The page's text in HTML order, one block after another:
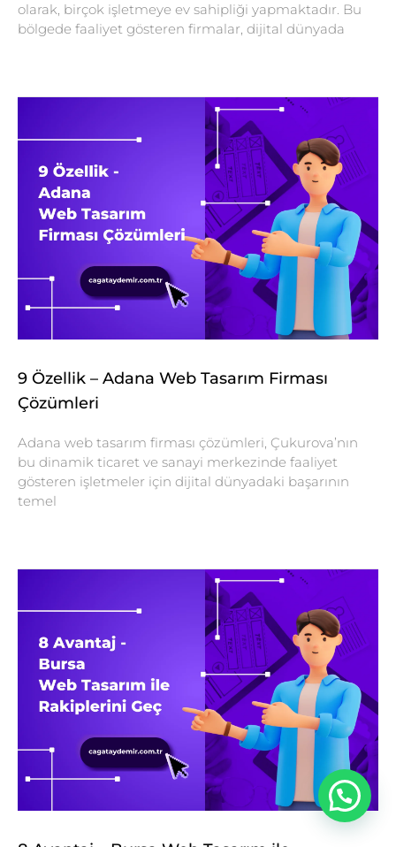
olarak, birçok işletmeye ev sahipliği yapmaktadır. Bu
bölgede faaliyet gösteren firmalar, dijital dünyada
9 Özellik – Adana Web Tasarım Firması
Çözümleri
Adana web tasarım firması çözümleri, Çukurova’nın
bu dinamik ticaret ve sanayi merkezinde faaliyet
gösteren işletmeler için dijital dünyadaki başarının
temel